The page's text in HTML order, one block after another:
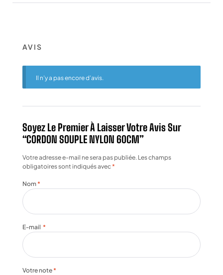
AVIS
Il n’y a pas encore d’avis.
Soyez Le Premier À Laisser Votre Avis Sur
“CORDON SOUPLE NYLON 60CM”
Votre adresse e-mail ne sera pas publiée. Les champs
obligatoires sont indiqués avec*
Votre note *
Nom *
E-mail *